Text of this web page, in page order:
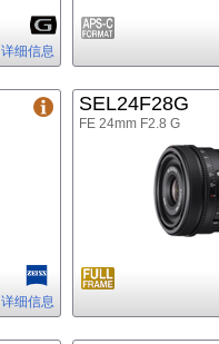
详细信息
详细信息
SEL24F28G
FE 24mm F2.8 G